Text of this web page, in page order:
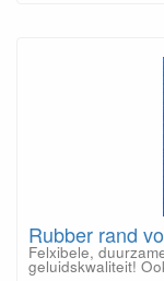
Rubber rand
Felxibele,
geluidskwaliteit!